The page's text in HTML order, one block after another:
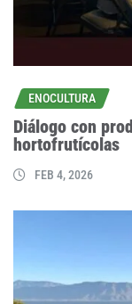
ENOCULTURA
Diálogo con
hortofrutícolas
FEB 4, 2026